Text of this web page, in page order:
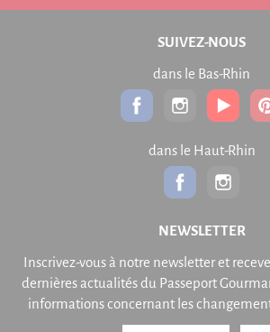
SUIVEZ-NOUS
dans le Bas-Rhin
dans le Haut-Rhin
NEWSLETTER
Inscrivez-vous à notre newsletter et
dernières actualités du Passeport
informations concernant les